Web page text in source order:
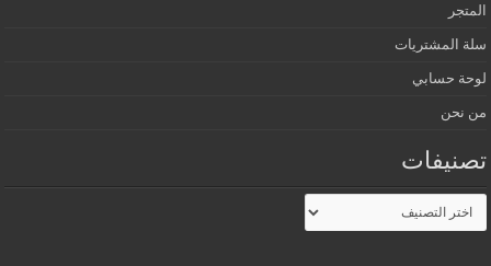
المتجر
سلة المشتريات
لوحة حسابي
من نحن
تصنيفات
تصنيفات